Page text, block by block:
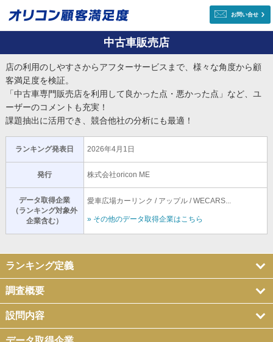
お問い合せ
中古車販売店
店の利用のしやすさからアフターサービスまで、様々な角度から顧
客満足度を検証。
「中古車専門販売店を利用して良かった点・悪かった点」など、ユ
ーザーのコメントも充実！
課題抽出に活用でき、競合他社の分析にも最適！
ランキング発表日 2026年4月1日
発行 株式会社oricon ME
データ取得企業
（ランキング対象外
企業含む）
愛車広場カーリンク / アップル / WECARS...
» その他のデータ取得企業はこちら
ランキング定義
調査概要
設問内容